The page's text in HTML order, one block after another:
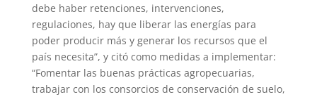
debe haber retenciones, intervenciones,
regulaciones, hay que liberar las energías para
poder producir más y generar los recursos que el
país necesita”, y citó como medidas a implementar:
“Fomentar las buenas prácticas agropecuarias,
trabajar con los consorcios de conservación de suelo,